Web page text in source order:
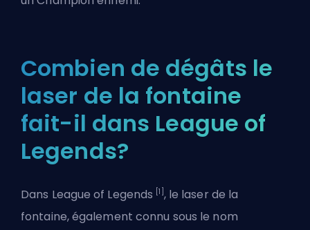
Combien de dégâts le
laser de la fontaine
fait-il dans League of
Legends?
Dans League of Legends [1] , le laser de la
fontaine, également connu sous le nom